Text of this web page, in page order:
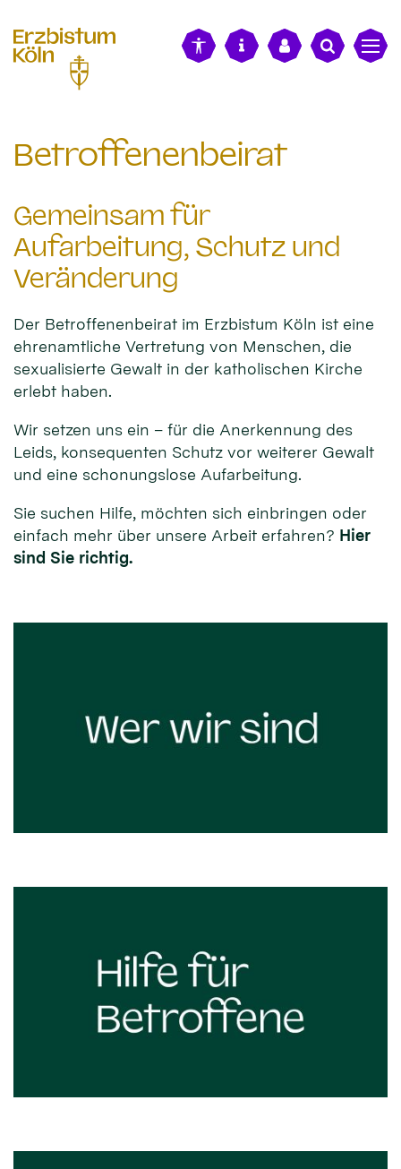
Betroffenenbeirat
Gemeinsam für
Aufarbeitung, Schutz und
Veränderung
Der Betroffenenbeirat im Erzbistum Köln ist eine
ehrenamtliche Vertretung von Menschen, die
sexualisierte Gewalt in der katholischen Kirche
erlebt haben.
Wir setzen uns ein – für die Anerkennung des
Leids, konsequenten Schutz vor weiterer Gewalt
und eine schonungslose Aufarbeitung.
Sie suchen Hilfe, möchten sich einbringen oder
einfach mehr über unsere Arbeit erfahren? Hier
sind Sie richtig.